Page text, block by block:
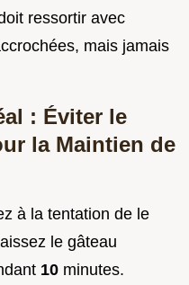
ressortir avec
mais jamais
: Éviter le
la Maintien de
à la tentation de le
le gâteau
10 minutes.